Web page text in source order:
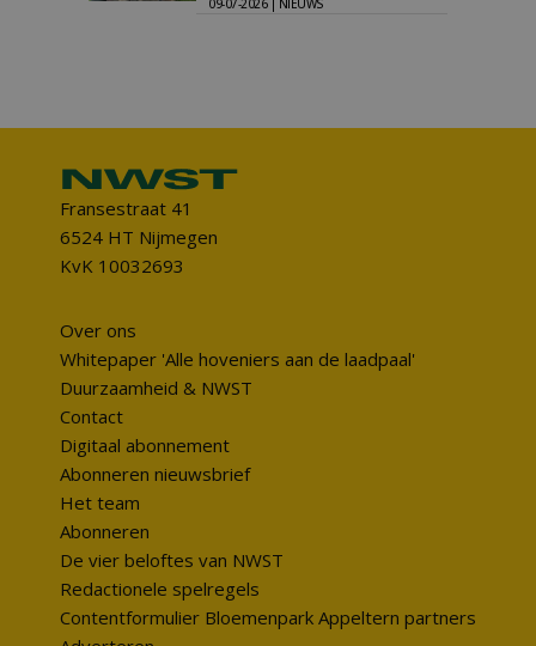
09-07-2026 | NIEUWS
Fransestraat 41
6524 HT Nijmegen
KvK 10032693
Over ons
Whitepaper 'Alle hoveniers aan de laadpaal'
Duurzaamheid & NWST
Contact
Digitaal abonnement
Abonneren nieuwsbrief
Het team
Abonneren
De vier beloftes van NWST
Redactionele spelregels
Contentformulier Bloemenpark Appeltern partners